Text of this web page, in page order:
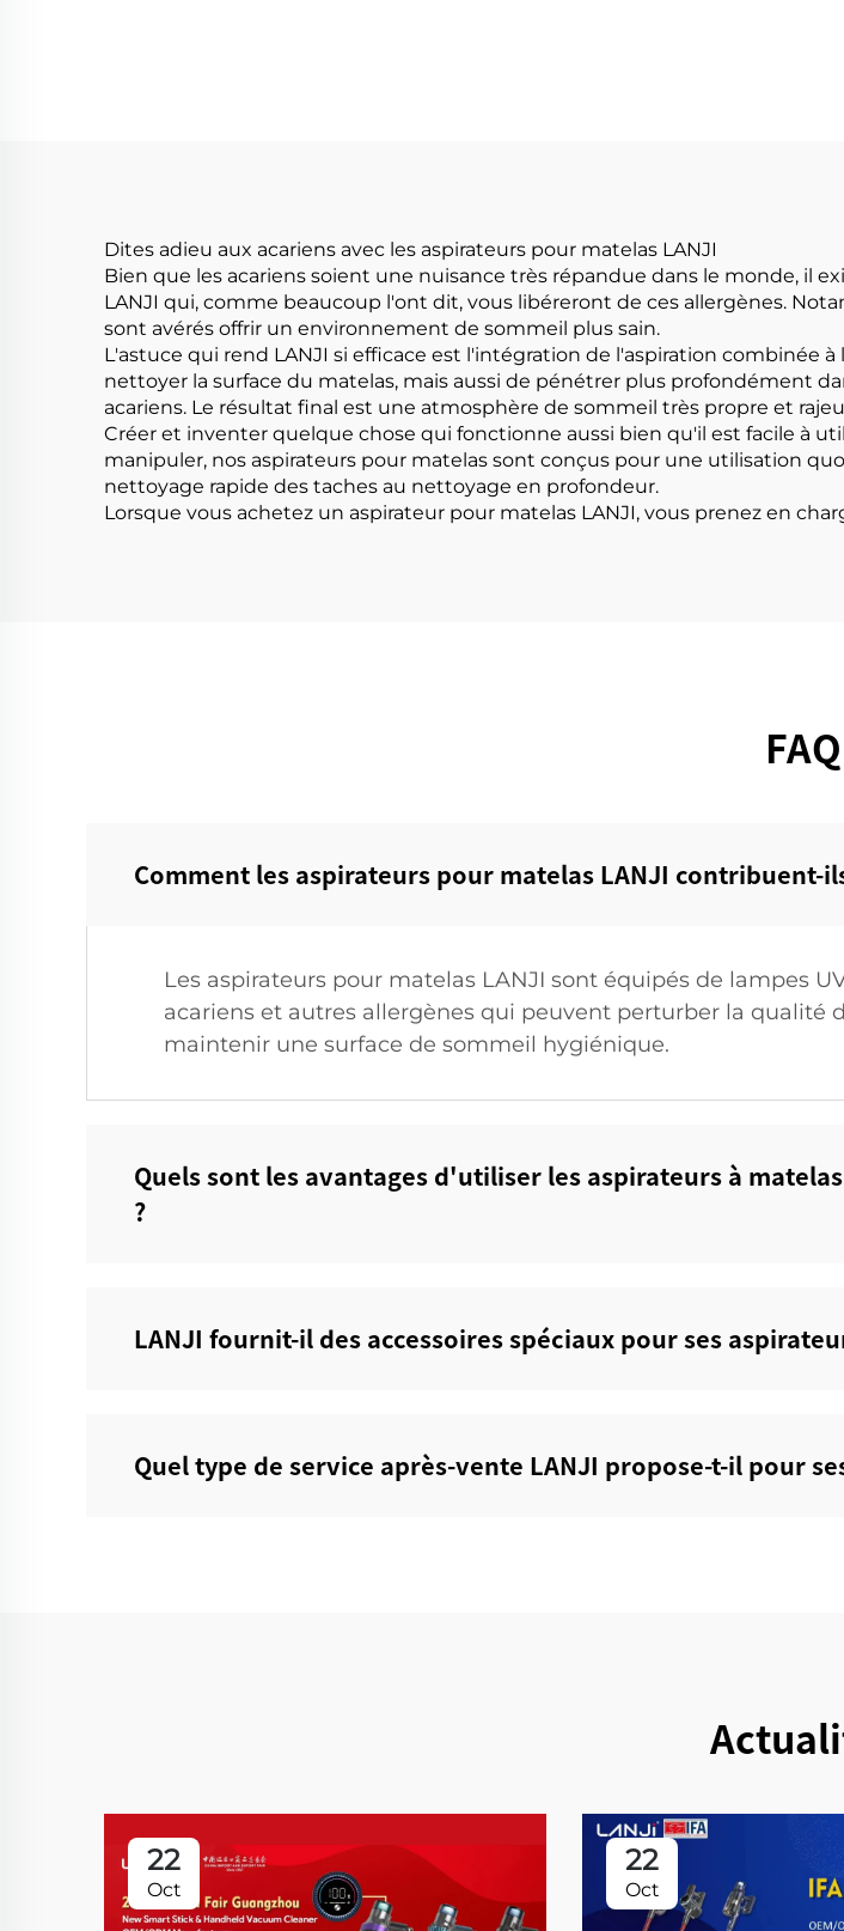
Dites adieu aux acariens avec les aspirateurs pour matelas LANJI
Bien que les acariens soient une nuisance très répandue dans le monde, il
LANJI qui, comme beaucoup l'ont dit, vous libéreront de ces allergènes.
sont avérés offrir un environnement de sommeil plus sain.
L'astuce qui rend LANJI si efficace est l'intégration de l'aspiration combinée
nettoyer la surface du matelas, mais aussi de pénétrer plus profondément
acariens. Le résultat final est une atmosphère de sommeil très propre et
Créer et inventer quelque chose qui fonctionne aussi bien qu'il est facile à
manipuler, nos aspirateurs pour matelas sont conçus pour une utilisation
nettoyage rapide des taches au nettoyage en profondeur.
Lorsque vous achetez un aspirateur pour matelas LANJI, vous prenez en
FAQ
Comment les aspirateurs pour matelas LANJI contribuent-
Les aspirateurs pour matelas LANJI sont équipés de lampes
acariens et autres allergènes qui peuvent perturber la
maintenir une surface de sommeil hygiénique.
Quels sont les avantages d'utiliser les aspirateurs à
?
LANJI fournit-il des accessoires spéciaux pour ses
Quel type de service après-vente LANJI propose-t-il pour
22
Oct
22
Oct